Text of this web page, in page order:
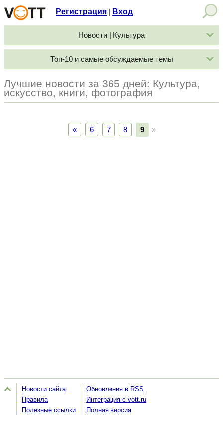
Регистрация Вход
Новости | Культура
Топ-10 и самые обсуждаемые темы
Лучшие новости за 365 дней: Культура,
искусство, книги, фотография
« 6 7 8 9 »
Новости сайта
Правила
Полезные ссылки
Обновления в RSS
Интеграция с vott.ru
Полная версия